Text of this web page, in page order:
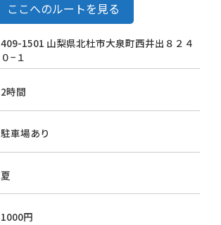
ここへのルートを見る
409-1501 山梨県北杜市大泉町西井出８２４
０−１
2時間
駐車場あり
夏
1000円